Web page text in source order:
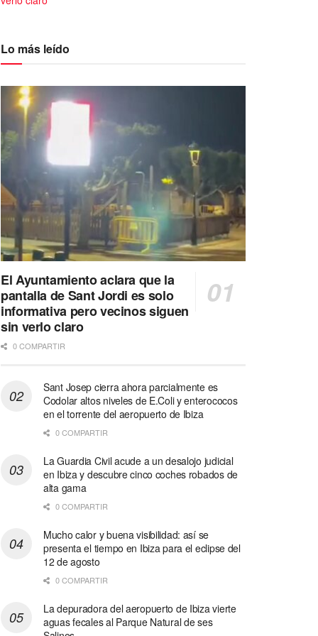
Lo más leído
El Ayuntamiento aclara que la
pantalla de Sant Jordi es solo
informativa pero vecinos siguen
sin verlo claro
0 COMPARTIR
Sant Josep cierra ahora parcialmente es
Codolar altos niveles de E.Coli y enterococos
en el torrente del aeropuerto de Ibiza
0 COMPARTIR
La Guardia Civil acude a un desalojo judicial
en Ibiza y descubre cinco coches robados de
alta gama
0 COMPARTIR
Mucho calor y buena visibilidad: así se
presenta el tiempo en Ibiza para el eclipse del
12 de agosto
0 COMPARTIR
La depuradora del aeropuerto de Ibiza vierte
aguas fecales al Parque Natural de ses